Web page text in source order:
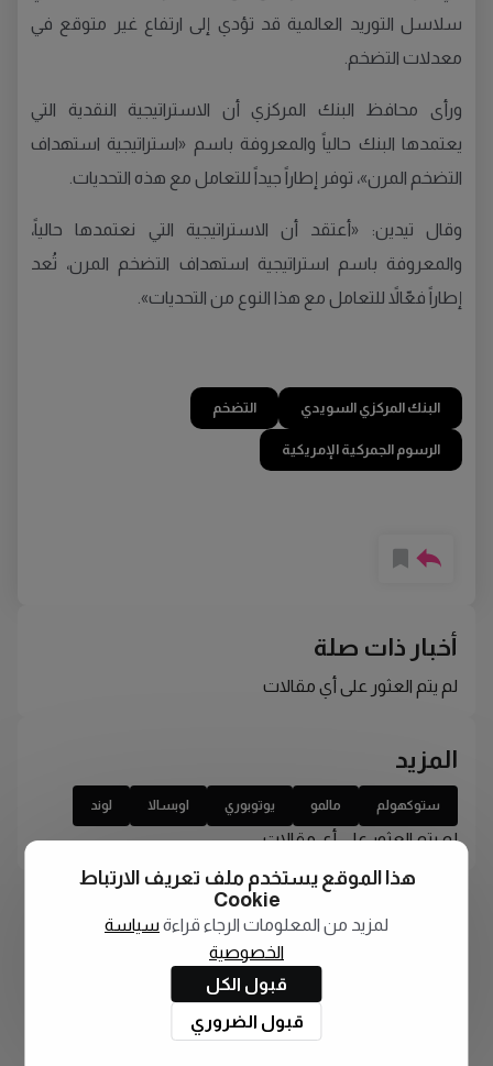
سلاسل التوريد العالمية قد تؤدي إلى ارتفاع غير متوقع في
معدلات التضخم.
ورأى محافظ البنك المركزي أن الاستراتيجية النقدية التي
يعتمدها البنك حالياً والمعروفة باسم «استراتيجية استهداف
التضخم المرن»، توفر إطاراً جيداً للتعامل مع هذه التحديات.
وقال تيدين: «أعتقد أن الاستراتيجية التي نعتمدها حالياً،
والمعروفة باسم استراتيجية استهداف التضخم المرن، تُعد
إطاراً فعّالاً للتعامل مع هذا النوع من التحديات».
البنك المركزي السويدي التضخم
الرسوم الجمركية الإمريكية
أخبار ذات صلة
لم يتم العثور على أي مقالات
المزيد
ستوكهولم مالمو يوتوبوري اوبسالا لوند
لم يتم العثور على أي مقالات
هذا الموقع يستخدم ملف تعريف الارتباط
Cookie
لمزيد من المعلومات الرجاء قراءة سياسة
الخصوصية
قبول الكل
قبول الضروري